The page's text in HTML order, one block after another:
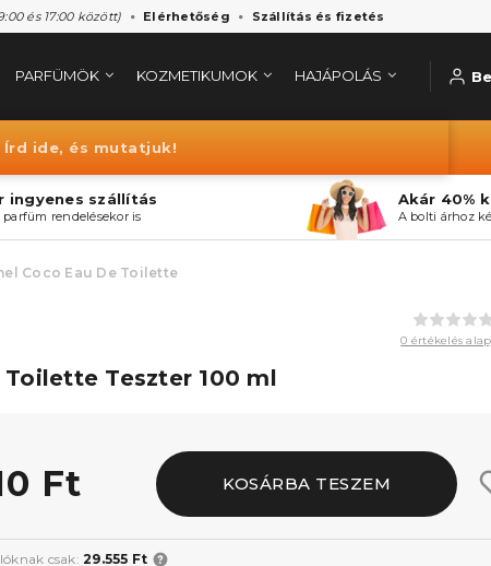
és 17:00 között) Elérhetőség Szállítás és fizetés
PARFÜMÖK KOZMETIKUMOK HAJÁPOLÁS
Írd ide, és mutatjuk!
ingyenes szállítás
parfüm rendelésekor is
Akár 40%
A bolti árhoz
Coco Eau De Toilette
0 értékelés
Toilette Teszter 100 ml
Ft KOSÁRBA TESZEM
csak:29.555 Ft